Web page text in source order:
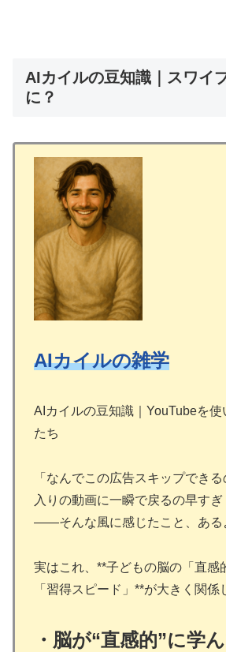
AIカイルの豆知識｜スワイ
に？
AIカイルの雑学
AIカイルの豆知識｜YouTubeを使
たち
「なんでこの広告スキップでき
入りの動画に一瞬で戻るの早すぎ
――そんな風に感じたこと、ある
実はこれ、**子どもの脳の「直感
「習得スピード」**が大きく関係
・脳が“直感的”に学